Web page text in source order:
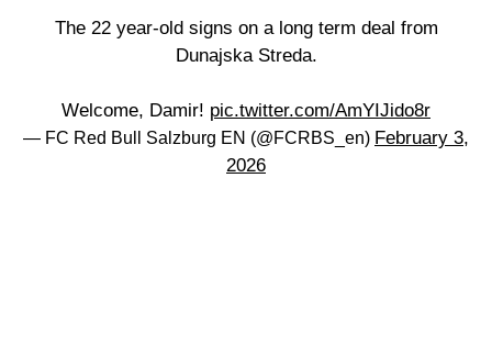
The 22 year-old signs on a long term deal from
Dunajska Streda.
Welcome, Damir! pic.twitter.com/AmYIJido8r
— FC Red Bull Salzburg EN (@FCRBS_en) February 3,
2026